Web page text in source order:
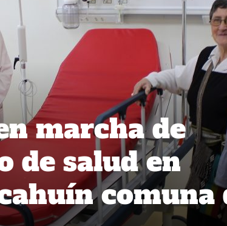
marcha de
de salud en
comuna